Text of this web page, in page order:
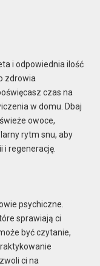
i odpowiednia ilość
zdrowia
czas na
w domu. Dbaj
owoce,
rytm snu, aby
i regenerację.
psychiczne.
sprawiają ci
być czytanie,
ci na